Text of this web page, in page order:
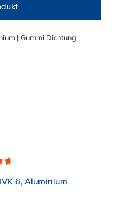
bar) druckstoßfest (bis max.
(AlMgSi 0,5 F22) massive
Schrauben M 8 mit
6, Aluminium